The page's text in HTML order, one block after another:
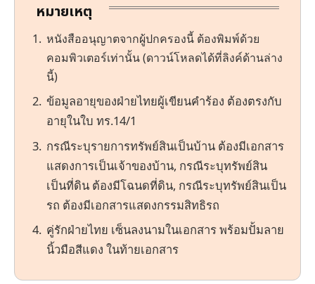
หมายเหตุ
หนังสืออนุญาตจากผู้ปกครองนี้ ต้องพิมพ์ด้วย
คอมพิวเตอร์เท่านั้น (ดาวน์โหลดได้ที่ลิงค์ด้านล่าง
นี้)
ข้อมูลอายุของฝ่ายไทยผู้เขียนคำร้อง ต้องตรงกับ
อายุในใบ ทร.14/1
กรณีระบุรายการทรัพย์สินเป็นบ้าน ต้องมีเอกสาร
แสดงการเป็นเจ้าของบ้าน, กรณีระบุทรัพย์สิน
เป็นที่ดิน ต้องมีโฉนดที่ดิน, กรณีระบุทรัพย์สินเป็น
รถ ต้องมีเอกสารแสดงกรรมสิทธิรถ
คู่รักฝ่ายไทย เซ็นลงนามในเอกสาร พร้อมปั้มลาย
นิ้วมือสีแดง ในท้ายเอกสาร